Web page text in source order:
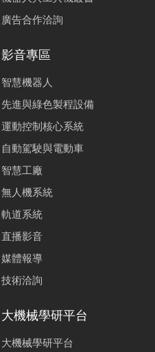
廣告合作洽詢
影音專區
智慧機器人
先進與綠色製程設備
運動控制核心系統
自動駕駛與電動車
智慧工廠
無人機系統
軌道系統
直播影音
媒體報導
技術洽詢
大機械學研平台
大機械學研平台